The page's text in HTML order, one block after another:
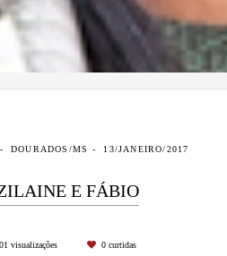
DOURADOS/MS 13/JANEIRO/2017
E FÁBIO
visualizações 0 curtidas